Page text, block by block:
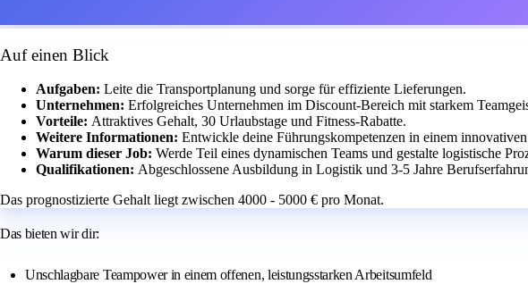
Auf einen Blick
Aufgaben: Leite die Transportplanung und sorge für effiziente Lieferungen.
Unternehmen: Erfolgreiches Unternehmen im Discount-Bereich mit starkem
Vorteile: Attraktives Gehalt, 30 Urlaubstage und Fitness-Rabatte.
Weitere Informationen: Entwickle deine Führungskompetenzen in einem
Warum dieser Job: Werde Teil eines dynamischen Teams und gestalte logistische
Qualifikationen: Abgeschlossene Ausbildung in Logistik und 3-5 Jahre
Das prognostizierte Gehalt liegt zwischen 4000 - 5000 € pro Monat.
Das bieten wir dir:
Unschlagbare Teampower in einem offenen, leistungsstarken Arbeitsumfeld